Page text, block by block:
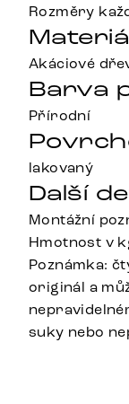
Rozměry
Akáciové
Barva
Přírodní
lakovaný
Další
Montážní
Hmotnost v
Poznámka:
originál a
suky nebo